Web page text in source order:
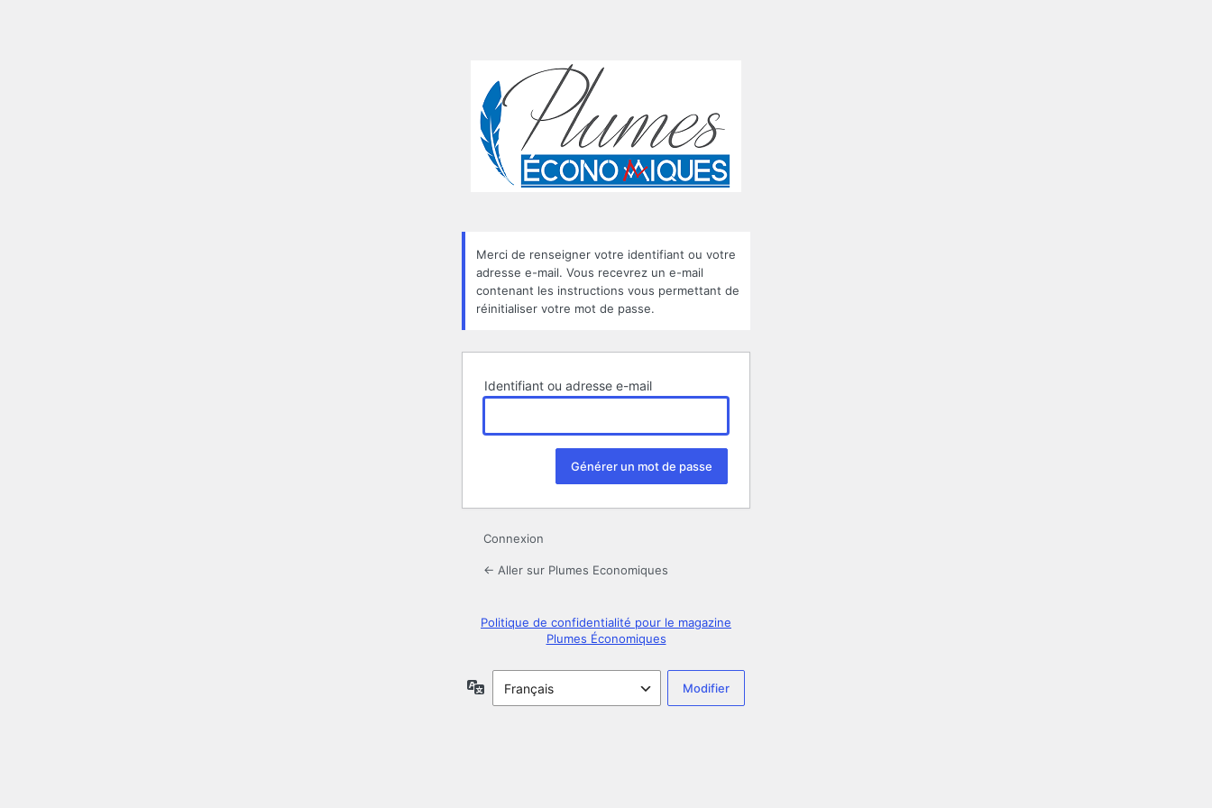
Merci de renseigner votre identifiant ou votre
adresse e-mail. Vous recevrez un e-mail
contenant les instructions vous permettant de
réinitialiser votre mot de passe.
Identifiant ou adresse e-mail
Connexion
← Aller sur Plumes Economiques
Politique de confidentialité pour le magazine
Plumes Économiques
Langue